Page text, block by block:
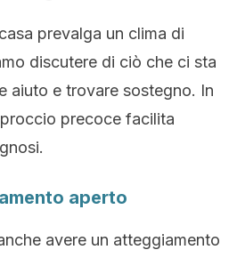
prevalga un clima di
discutere di ciò che ci sta
aiuto e trovare sostegno. In
precoce facilita
aperto
avere un atteggiamento